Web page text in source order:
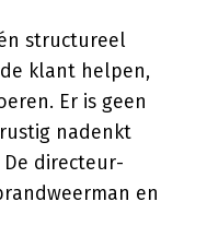
structureel
klant helpen,
Er is geen
nadenkt
directeur-
en